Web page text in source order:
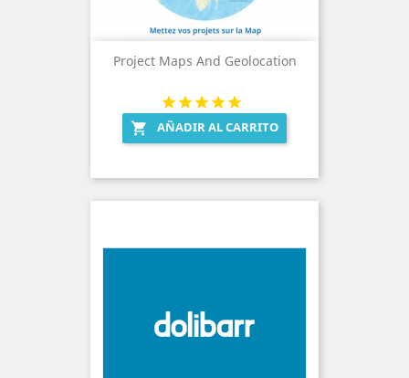
Project Maps And Geolocation
 AÑADIR AL CARRITO